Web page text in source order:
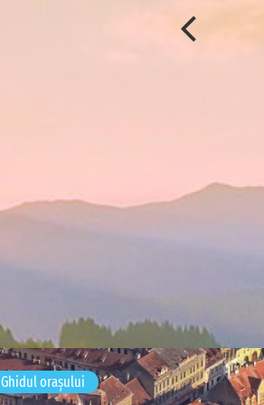
Ghidul orașului Brașov, România